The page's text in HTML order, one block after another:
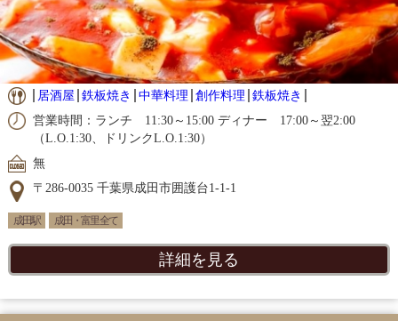
居酒屋 鉄板焼き 中華料理 創作料理 鉄板焼き
営業時間：ランチ 11:30～15:00 ディナー 17:00～翌2:00
（L.O.1:30、ドリンクL.O.1:30）
無
〒286-0035 千葉県成田市囲護台1-1-1
成田駅 成田・富里 全て
詳細を見る